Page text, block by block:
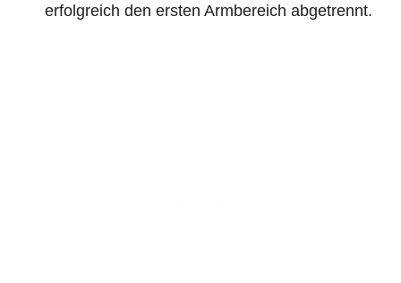
erfolgreich den ersten Armbereich abgetrennt.